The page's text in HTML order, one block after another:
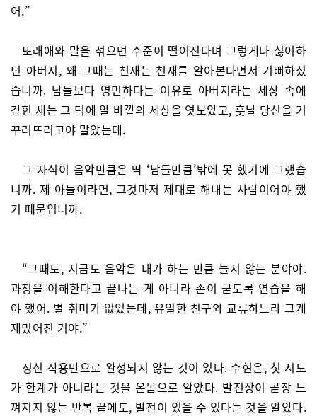
어.”
또래애와 말을 섞으면 수준이 떨어진다며 그렇게나 싫어하
던 아버지, 왜 그때는 천재는 천재를 알아본다면서 기뻐하셨
습니까. 남들보다 영민하다는 이유로 아버지라는 세상 속에
갇힌 새는 그 덕에 알 바깥의 세상을 엿보았고, 훗날 당신을 거
꾸러뜨리고야 말았는데.
그 자식이 음악만큼은 딱 ‘남들만큼’밖에 못 했기에 그랬습
니까. 제 아들이라면, 그것마저 제대로 해내는 사람이어야 했
기 때문입니까.
“그때도, 지금도 음악은 내가 하는 만큼 늘지 않는 분야야.
과정을 이해한다고 끝나는 게 아니라 손이 굳도록 연습을 해
야 했어. 별 취미가 없었는데, 유일한 친구와 교류하느라 그게
재밌어진 거야.”
정신 작용만으로 완성되지 않는 것이 있다. 수현은, 첫 시도
가 한계가 아니라는 것을 온몸으로 알았다. 발전상이 곧장 느
껴지지 않는 반복 끝에도, 발전이 있을 수 있다는 것을 알았다.